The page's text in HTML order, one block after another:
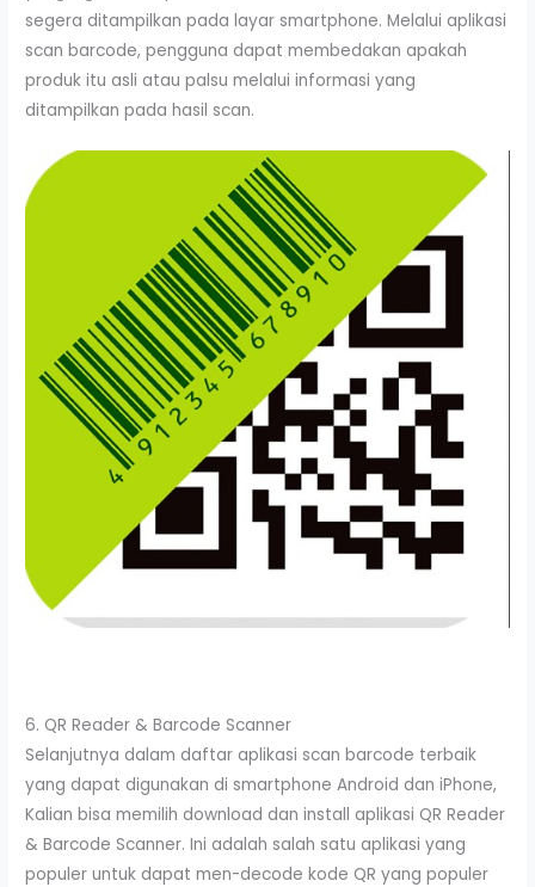
segera ditampilkan pada layar smartphone. Melalui aplikasi
scan barcode, pengguna dapat membedakan apakah
produk itu asli atau palsu melalui informasi yang
ditampilkan pada hasil scan.
6. QR Reader & Barcode Scanner
Selanjutnya dalam daftar aplikasi scan barcode terbaik
yang dapat digunakan di smartphone Android dan iPhone,
Kalian bisa memilih download dan install aplikasi QR Reader
& Barcode Scanner. Ini adalah salah satu aplikasi yang
populer untuk dapat men-decode kode QR yang populer